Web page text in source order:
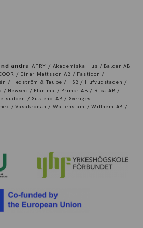
andra AFRY / Akademiska Hus / Balder AB
/ Einar Mattsson AB / Fasticon /
/ Hedström & Taube / HSB / Hufvudstaden /
/ Newsec / Planima / Primär AB / Riba AB /
/ Sustend AB / Sveriges
/ Vasakronan / Wallenstam / Willhem AB /